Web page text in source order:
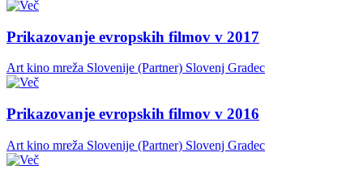
Prikazovanje evropskih filmov v 2017
Art kino mreža Slovenije (Partner) Slovenj Gradec
Prikazovanje evropskih filmov v 2016
Art kino mreža Slovenije (Partner) Slovenj Gradec